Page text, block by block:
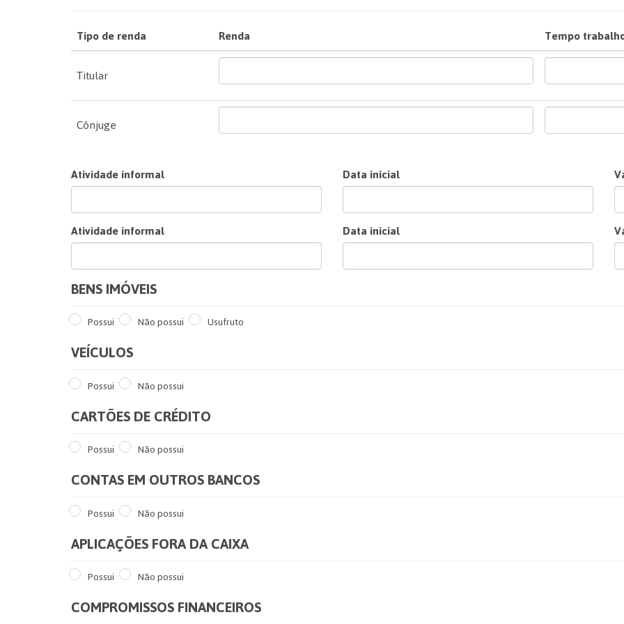
Tipo de renda Renda
Tempo
Titular
Cônjuge
Atividade informal Data inicial
Atividade informal Data inicial
BENS IMÓVEIS
Possui Não possui Usufruto
VEÍCULOS
Possui Não possui
CARTÕES DE CRÉDITO
Possui Não possui
CONTAS EM OUTROS BANCOS
Possui Não possui
APLICAÇÕES FORA DA CAIXA
Possui Não possui
COMPROMISSOS FINANCEIROS